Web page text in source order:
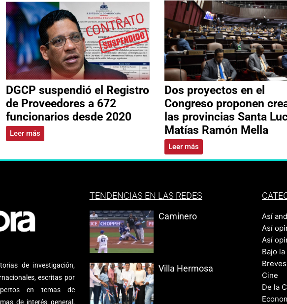
DGCP suspendió el Registro
de Proveedores a 672
funcionarios desde 2020
Leer más
Dos proyectos en el
Congreso proponen
las provincias Santa
Matías Ramón Mella
Leer más
de investigación,
escritas por
en temas de
de interés general,
TENDENCIAS EN LAS REDES
Caminero
Villa Hermosa
Así
Así
Así
Bajo
Cine
De la